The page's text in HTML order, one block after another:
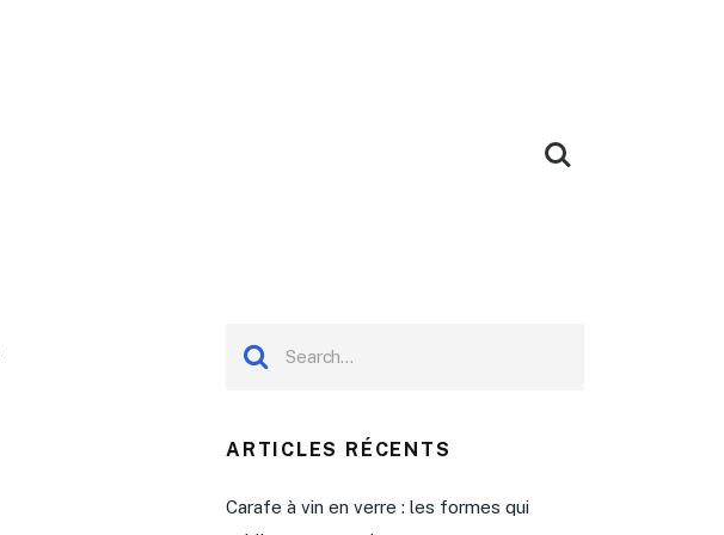
ARTICLES RÉCENTS
Carafe à vin en verre : les formes qui